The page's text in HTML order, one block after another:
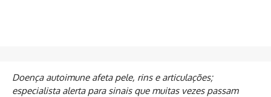
Doença autoimune afeta pele, rins e articulações;
especialista alerta para sinais que muitas vezes passam